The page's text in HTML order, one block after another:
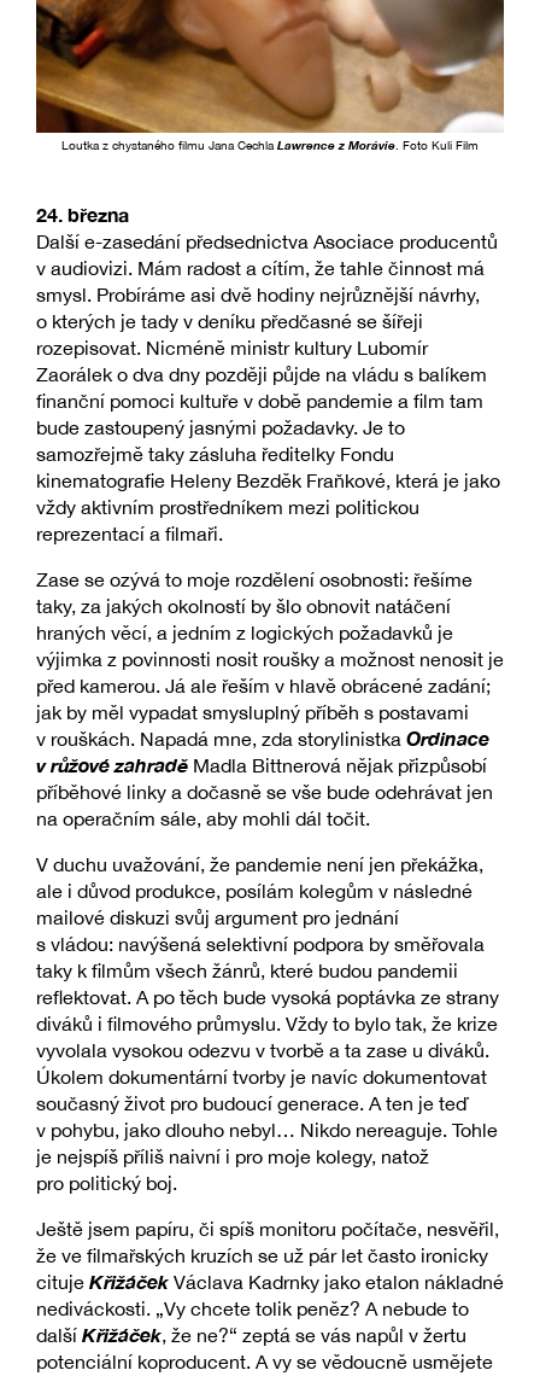
Loutka z chystaného filmu Jana Cechla Lawrence z Morávie . Foto Kuli Film
24. března
Další e-zasedání předsednictva Asociace producentů
v audiovizi. Mám radost a cítím, že tahle činnost má
smysl. Probíráme asi dvě hodiny nejrůznější návrhy,
o kterých je tady v deníku předčasné se šířeji
rozepisovat. Nicméně ministr kultury Lubomír
Zaorálek o dva dny později půjde na vládu s balíkem
finanční pomoci kultuře v době pandemie a film tam
bude zastoupený jasnými požadavky. Je to
samozřejmě taky zásluha ředitelky Fondu
kinematografie Heleny Bezděk Fraňkové, která je jako
vždy aktivním prostředníkem mezi politickou
reprezentací a filmaři.
Zase se ozývá to moje rozdělení osobnosti: řešíme
taky, za jakých okolností by šlo obnovit natáčení
hraných věcí, a jedním z logických požadavků je
výjimka z povinnosti nosit roušky a možnost nenosit je
před kamerou. Já ale řeším v hlavě obrácené zadání;
jak by měl vypadat smysluplný příběh s postavami
v rouškách. Napadá mne, zda storylinistka Ordinace
v růžové zahradě Madla Bittnerová nějak přizpůsobí
příběhové linky a dočasně se vše bude odehrávat jen
na operačním sále, aby mohli dál točit.
V duchu uvažování, že pandemie není jen překážka,
ale i důvod produkce, posílám kolegům v následné
mailové diskuzi svůj argument pro jednání
s vládou: navýšená selektivní podpora by směřovala
taky k filmům všech žánrů, které budou pandemii
reflektovat. A po těch bude vysoká poptávka ze strany
diváků i filmového průmyslu. Vždy to bylo tak, že krize
vyvolala vysokou odezvu v tvorbě a ta zase u diváků.
Úkolem dokumentární tvorby je navíc dokumentovat
současný život pro budoucí generace. A ten je teď
v pohybu, jako dlouho nebyl… Nikdo nereaguje. Tohle
je nejspíš příliš naivní i pro moje kolegy, natož
pro politický boj.
Ještě jsem papíru, či spíš monitoru počítače, nesvěřil,
že ve filmařských kruzích se už pár let často ironicky
cituje Křižáček Václava Kadrnky jako etalon nákladné
nediváckosti. „Vy chcete tolik peněz? A nebude to
další Křižáček, že ne?“ zeptá se vás napůl v žertu
potenciální koproducent. A vy se vědoucně usmějete